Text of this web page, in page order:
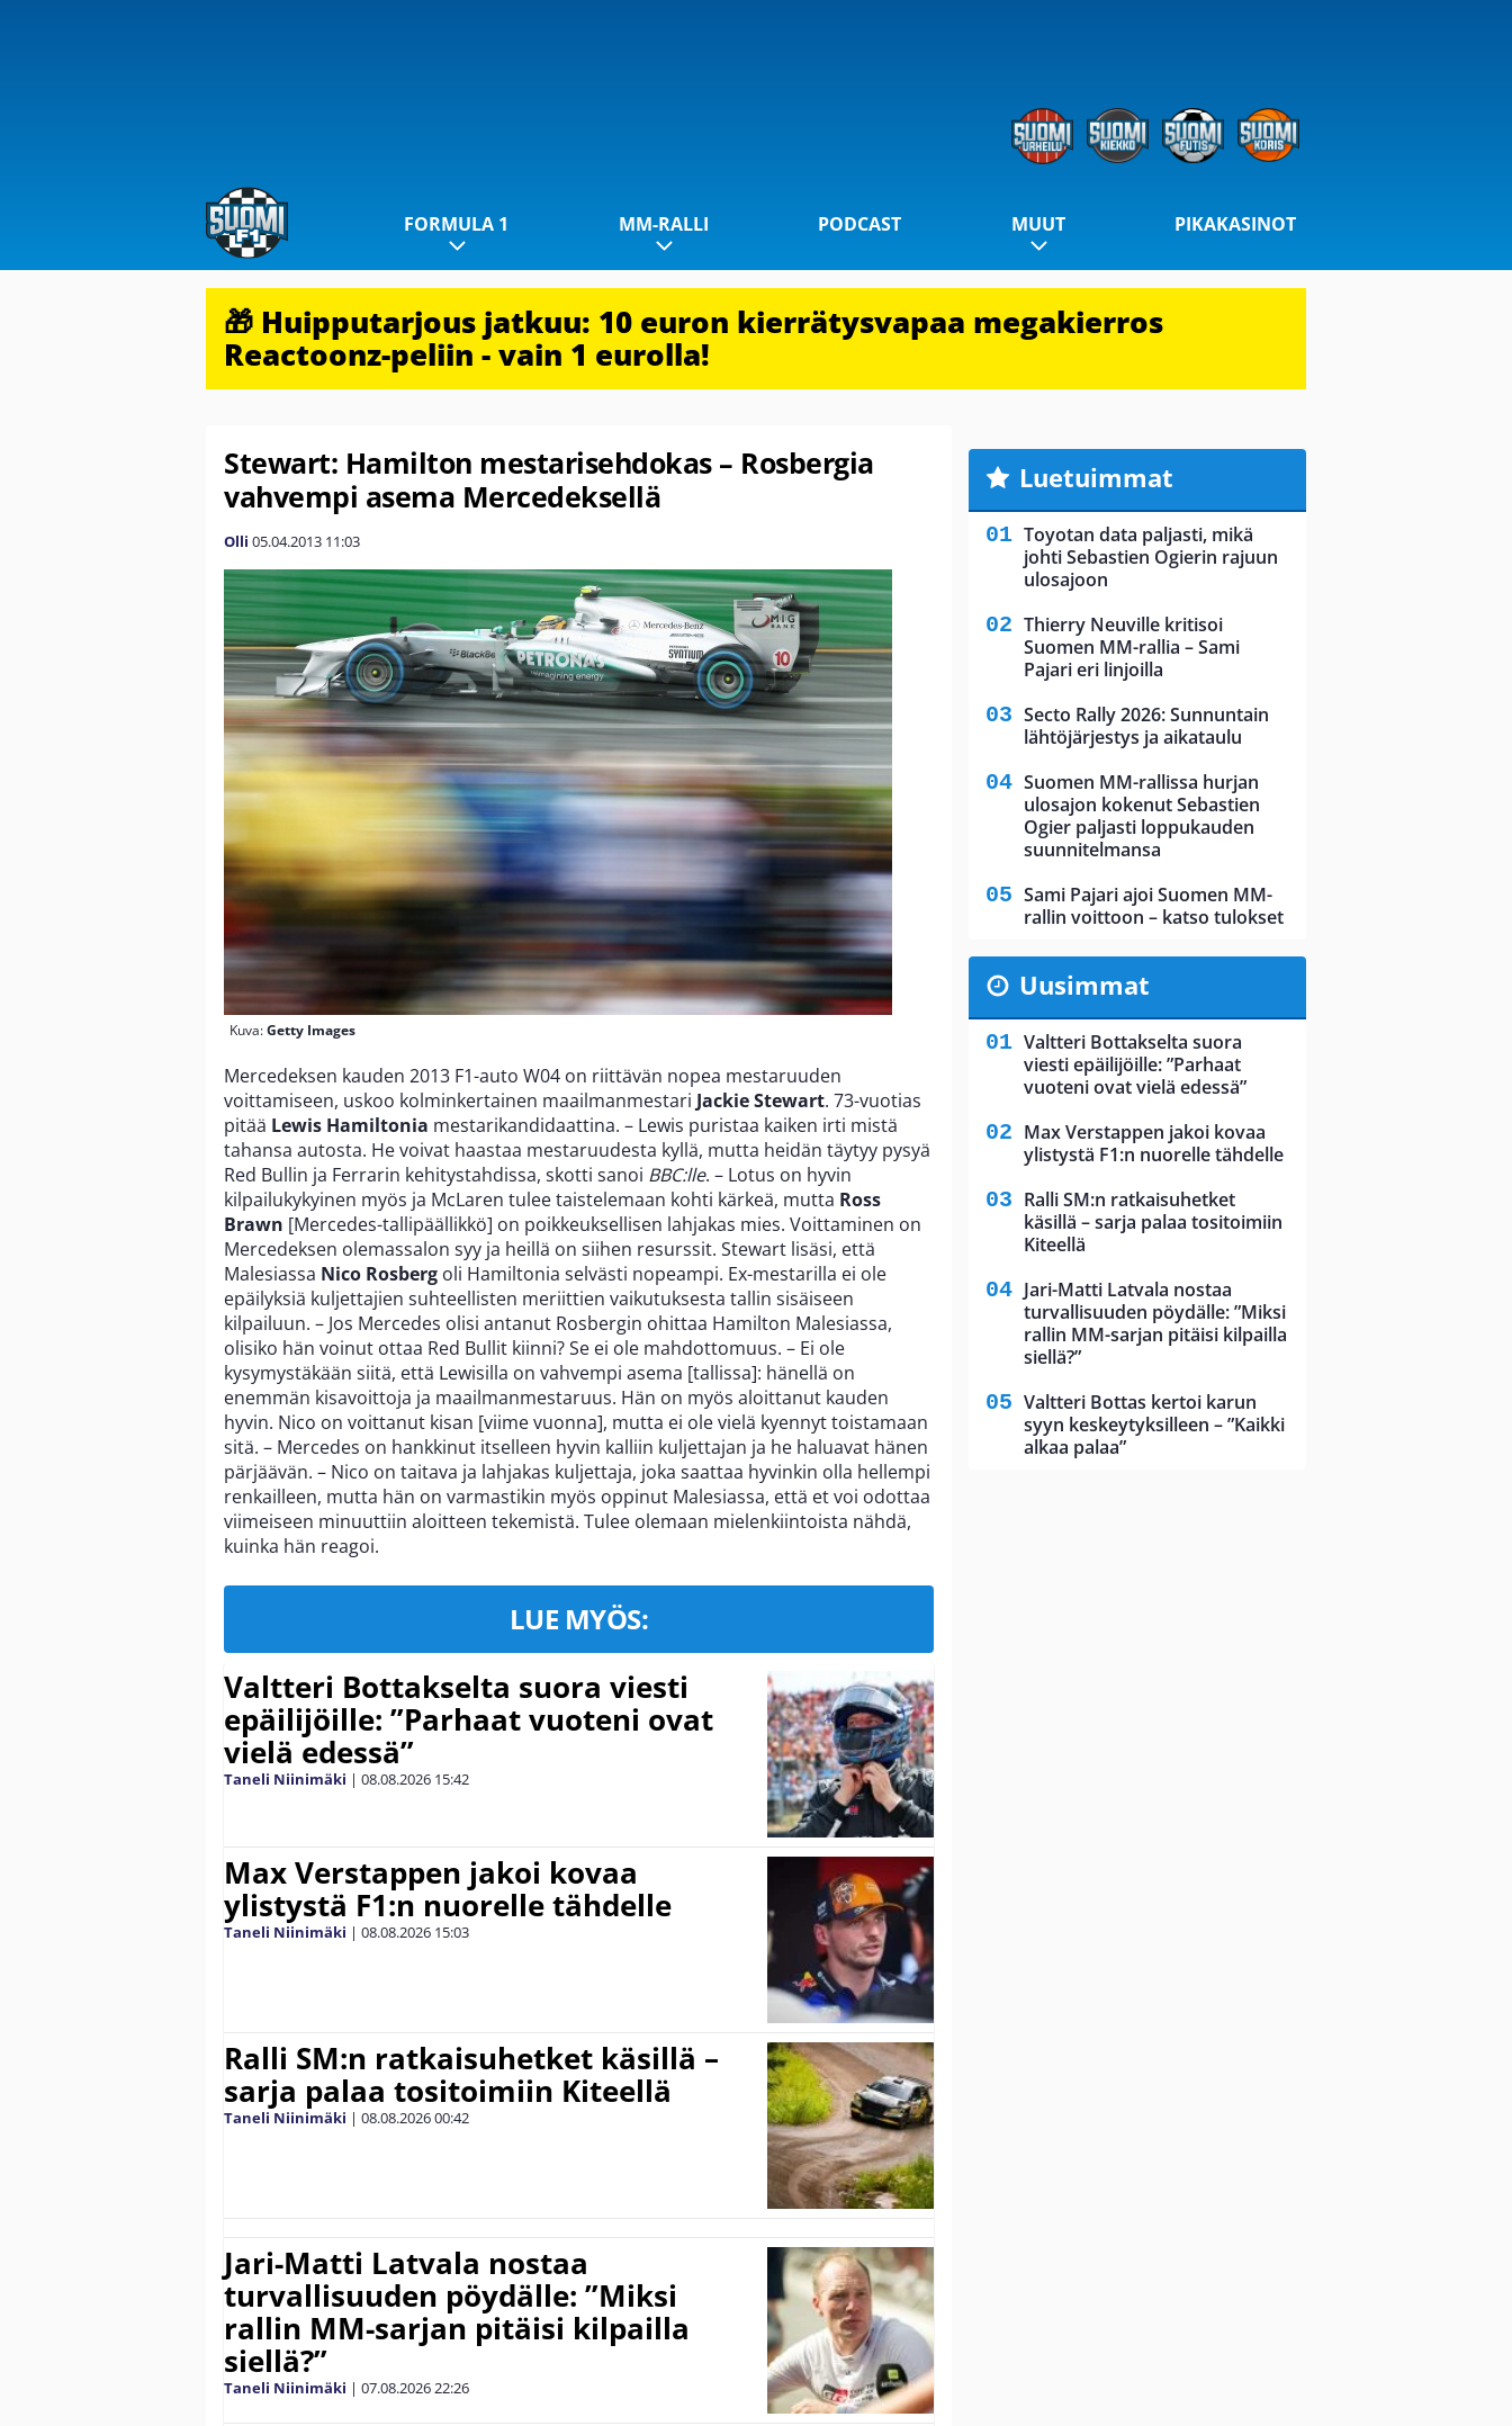
FORMULA 1 MM-RALLI PODCAST MUUT PIKAKASINOT
🎁 Huipputarjous jatkuu: 10 euron kierrätysvapaa megakierros
Reactoonz-peliin - vain 1 eurolla!
Stewart: Hamilton mestarisehdokas – Rosbergia
vahvempi asema Mercedeksellä
Olli 05.04.2013 11:03
Kuva:Getty Images
Mercedeksen kauden 2013 F1-auto W04 on riittävän nopea mestaruuden
voittamiseen, uskoo kolminkertainen maailmanmestari Jackie Stewart. 73-vuotias
pitää Lewis Hamiltonia mestarikandidaattina. – Lewis puristaa kaiken irti mistä
tahansa autosta. He voivat haastaa mestaruudesta kyllä, mutta heidän täytyy pysyä
Red Bullin ja Ferrarin kehitystahdissa, skotti sanoi BBC:lle. – Lotus on hyvin
kilpailukykyinen myös ja McLaren tulee taistelemaan kohti kärkeä, mutta Ross
Brawn [Mercedes-tallipäällikkö] on poikkeuksellisen lahjakas mies. Voittaminen on
Mercedeksen olemassalon syy ja heillä on siihen resurssit. Stewart lisäsi, että
Malesiassa Nico Rosberg oli Hamiltonia selvästi nopeampi. Ex-mestarilla ei ole
epäilyksiä kuljettajien suhteellisten meriittien vaikutuksesta tallin sisäiseen
kilpailuun. – Jos Mercedes olisi antanut Rosbergin ohittaa Hamilton Malesiassa,
olisiko hän voinut ottaa Red Bullit kiinni? Se ei ole mahdottomuus. – Ei ole
kysymystäkään siitä, että Lewisilla on vahvempi asema [tallissa]: hänellä on
enemmän kisavoittoja ja maailmanmestaruus. Hän on myös aloittanut kauden
hyvin. Nico on voittanut kisan [viime vuonna], mutta ei ole vielä kyennyt toistamaan
sitä. – Mercedes on hankkinut itselleen hyvin kalliin kuljettajan ja he haluavat hänen
pärjäävän. – Nico on taitava ja lahjakas kuljettaja, joka saattaa hyvinkin olla hellempi
renkailleen, mutta hän on varmastikin myös oppinut Malesiassa, että et voi odottaa
viimeiseen minuuttiin aloitteen tekemistä. Tulee olemaan mielenkiintoista nähdä,
kuinka hän reagoi.
LUE MYÖS:
Valtteri Bottakselta suora viesti
epäilijöille: ”Parhaat vuoteni ovat
vielä edessä”
Taneli Niinimäki | 08.08.2026 15:42
Max Verstappen jakoi kovaa
ylistystä F1:n nuorelle tähdelle
Taneli Niinimäki | 08.08.2026 15:03
Ralli SM:n ratkaisuhetket käsillä –
sarja palaa tositoimiin Kiteellä
Taneli Niinimäki | 08.08.202600:42
Jari-Matti Latvala nostaa
turvallisuuden pöydälle: ”Miksi
rallin MM-sarjan pitäisi kilpailla
siellä?”
Taneli Niinimäki | 07.08.202622:26
Luetuimmat
Toyotan data paljasti, mikä
johti Sebastien Ogierin rajuun
ulosajoon
Thierry Neuville kritisoi
Suomen MM-rallia – Sami
Pajari eri linjoilla
Secto Rally 2026: Sunnuntain
lähtöjärjestys ja aikataulu
Suomen MM-rallissa hurjan
ulosajon kokenut Sebastien
Ogier paljasti loppukauden
suunnitelmansa
Sami Pajari ajoi Suomen MM-
rallin voittoon – katso tulokset
Uusimmat
Valtteri Bottakselta suora
viesti epäilijöille: ”Parhaat
vuoteni ovat vielä edessä”
Max Verstappen jakoi kovaa
ylistystä F1:n nuorelle tähdelle
Ralli SM:n ratkaisuhetket
käsillä – sarja palaa tositoimiin
Kiteellä
Jari-Matti Latvala nostaa
turvallisuuden pöydälle: ”Miksi
rallin MM-sarjan pitäisi kilpailla
siellä?”
Valtteri Bottas kertoi karun
syyn keskeytyksilleen – ”Kaikki
alkaa palaa”